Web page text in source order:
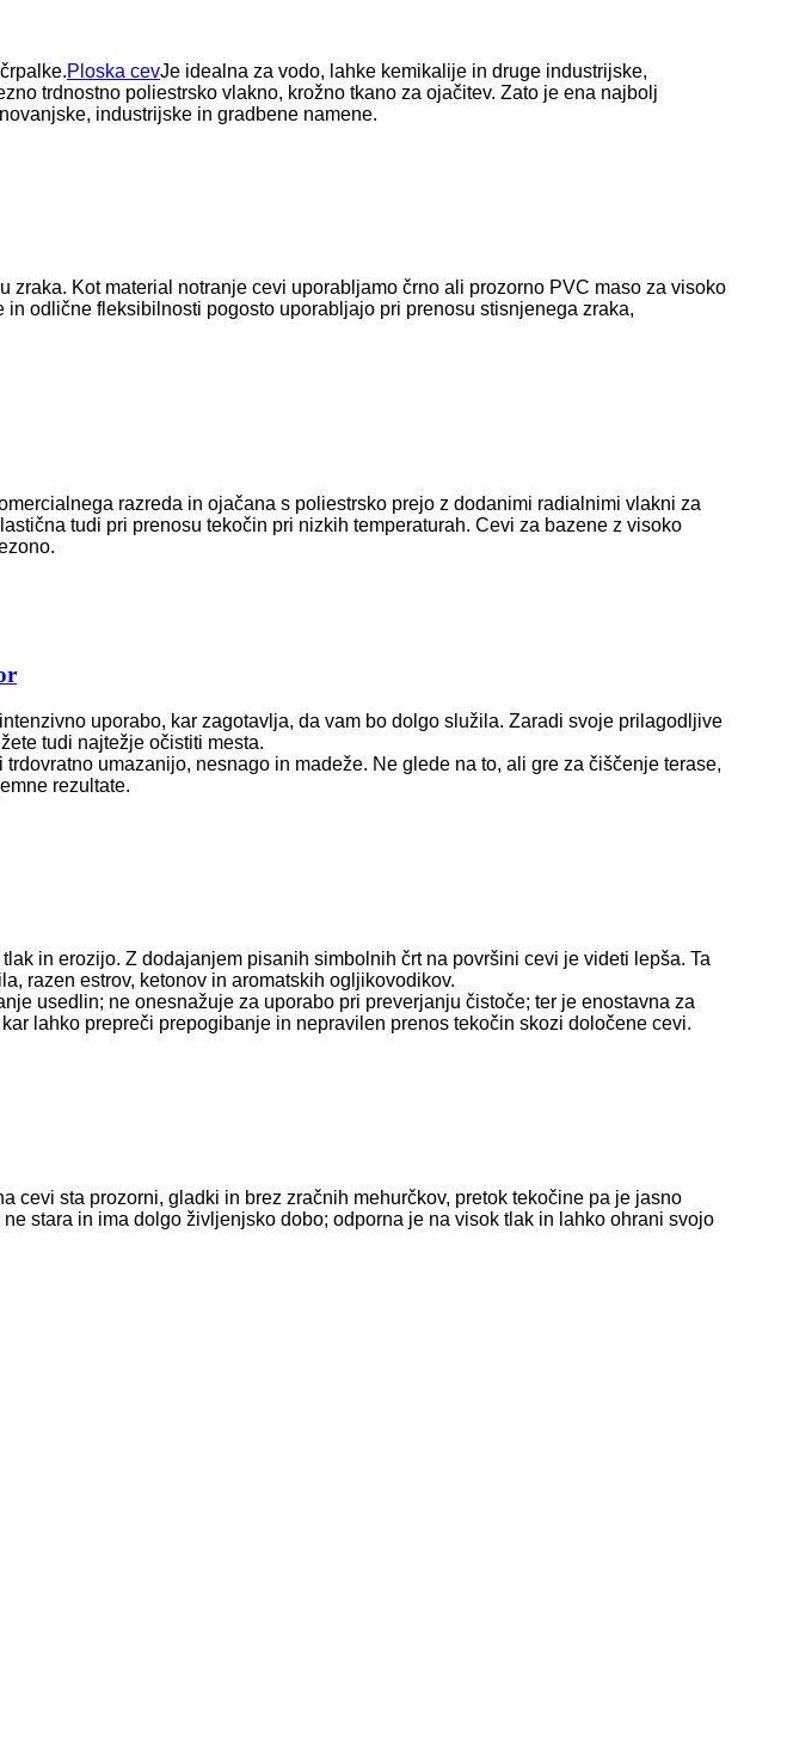
Ploska cevJe idealna za vodo, lahke kemikalije in druge industrijske,
trdnostno poliestrsko vlakno, krožno tkano za ojačitev. Zato je ena najbolj
industrijske in gradbene namene.
Kot material notranje cevi uporabljamo črno ali prozorno PVC maso za visoko
odlične fleksibilnosti pogosto uporabljajo pri prenosu stisnjenega zraka,
razreda in ojačana s poliestrsko prejo z dodanimi radialnimi vlakni za
tudi pri prenosu tekočin pri nizkih temperaturah. Cevi za bazene z visoko
uporabo, kar zagotavlja, da vam bo dolgo služila. Zaradi svoje prilagodljive
tudi najtežje očistiti mesta.
umazanijo, nesnago in madeže. Ne glede na to, ali gre za čiščenje terase,
rezultate.
in erozijo. Z dodajanjem pisanih simbolnih črt na površini cevi je videti lepša. Ta
razen estrov, ketonov in aromatskih ogljikovodikov.
usedlin; ne onesnažuje za uporabo pri preverjanju čistoče; ter je enostavna za
lahko prepreči prepogibanje in nepravilen prenos tekočin skozi določene cevi.
cevi sta prozorni, gladki in brez zračnih mehurčkov, pretok tekočine pa je jasno
stara in ima dolgo življenjsko dobo; odporna je na visok tlak in lahko ohrani svojo